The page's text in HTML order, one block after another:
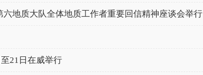
地质大队全体地质工作者重要回信精神座谈会举行
21日在威举行